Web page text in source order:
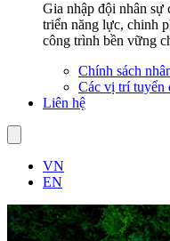
Gia nhập đội nhân
triển năng lực, chinh
công trình bền vững
Chính sách
Các vị trí tuyển
Liên hệ
VN
EN